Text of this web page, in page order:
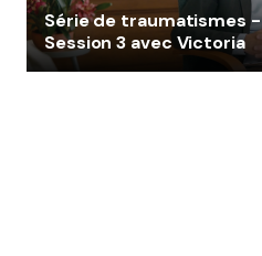
Série de traumatismes -
Session 3 avec Victoria